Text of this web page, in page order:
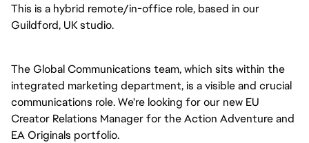
This is a hybrid remote/in-office role, based in our
Guildford, UK studio.
The Global Communications team, which sits within the
integrated marketing department, is a visible and crucial
communications role. We're looking for our new EU
Creator Relations Manager for the Action Adventure and
EA Originals portfolio.